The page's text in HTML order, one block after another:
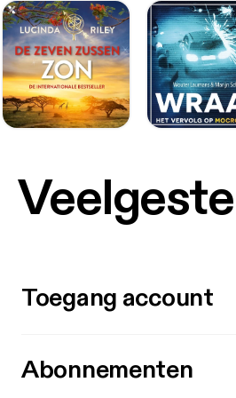
Toegang account
Abonnementen